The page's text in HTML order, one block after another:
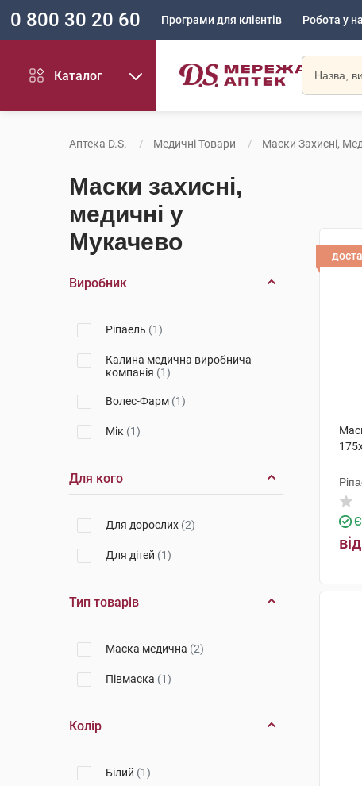
0 800 30 20 60 Програми для клієнтів Робота у
Каталог
Аптека D.S. Медичні Товари Маски Захисні,
Маски захисні,
медичні у
Мукачево
Виробник
Ріпаель (1)
Калина медична виробнича
компанія (1)
Волес-Фарм (1)
Мік (1)
Для кого
Для дорослих (2)
Для дітей (1)
Тип товарів
Маска медична (2)
Півмаска (1)
Колір
Білий (1)
від